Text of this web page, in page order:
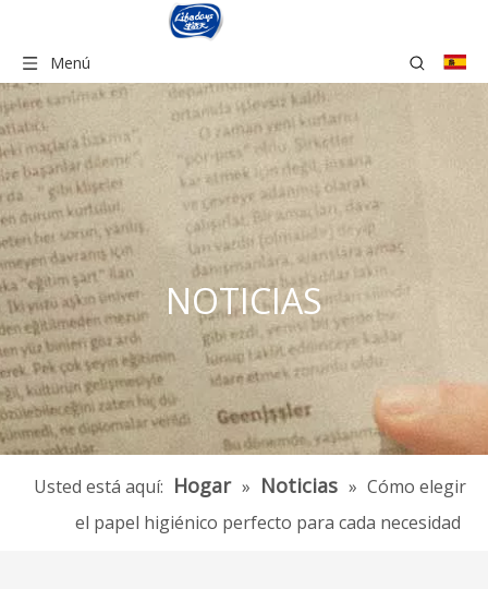
Menú
NOTICIAS
Usted está aquí: Hogar » Noticias » Cómo elegir
el papel higiénico perfecto para cada necesidad